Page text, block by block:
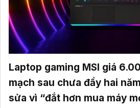
Laptop gaming MSI giá
mạch sau chưa đầy hai
sửa vì “đắt hơn mua máy